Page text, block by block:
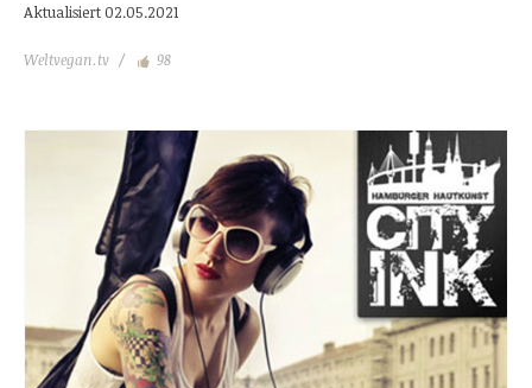
Aktualisiert 02.05.2021
Weltvegan.tv 98